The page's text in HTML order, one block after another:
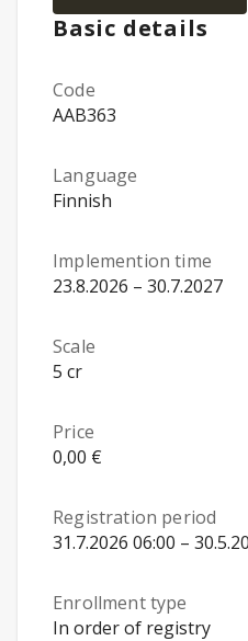
Basic details
Code
AAB363
Language
Finnish
Implemention time
23.8.2026 – 30.7.2027
Scale
5 cr
Price
0,00 €
Registration period
31.7.2026 06:00 –
Enrollment type
In order of registry